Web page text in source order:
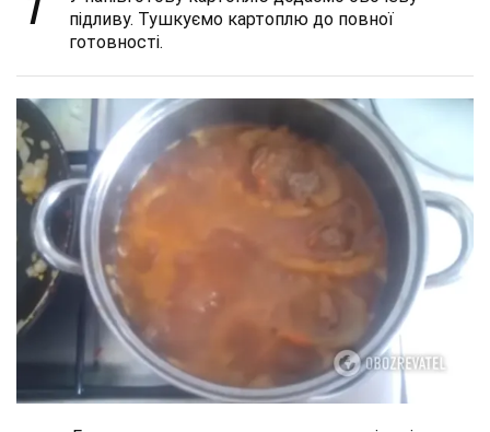
підливу. Тушкуємо картоплю до повної
готовності.